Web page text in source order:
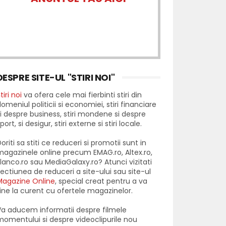
SITE-UL "STIRI NOI"
noi va ofera cele mai fierbinti stiri din
politicii si economiei, stiri financiare
despre business, stiri mondene si despre
si desigur, stiri externe si stiri locale.
sa stiti ce reduceri si promotii sunt in
online precum EMAG.ro, Altex.ro,
sau MediaGalaxy.ro? Atunci vizitati
de reduceri a site-ului sau site-ul
Online, special creat pentru a va
la curent cu ofertele magazinelor.
aducem informatii despre filmele
si despre videoclipurile nou